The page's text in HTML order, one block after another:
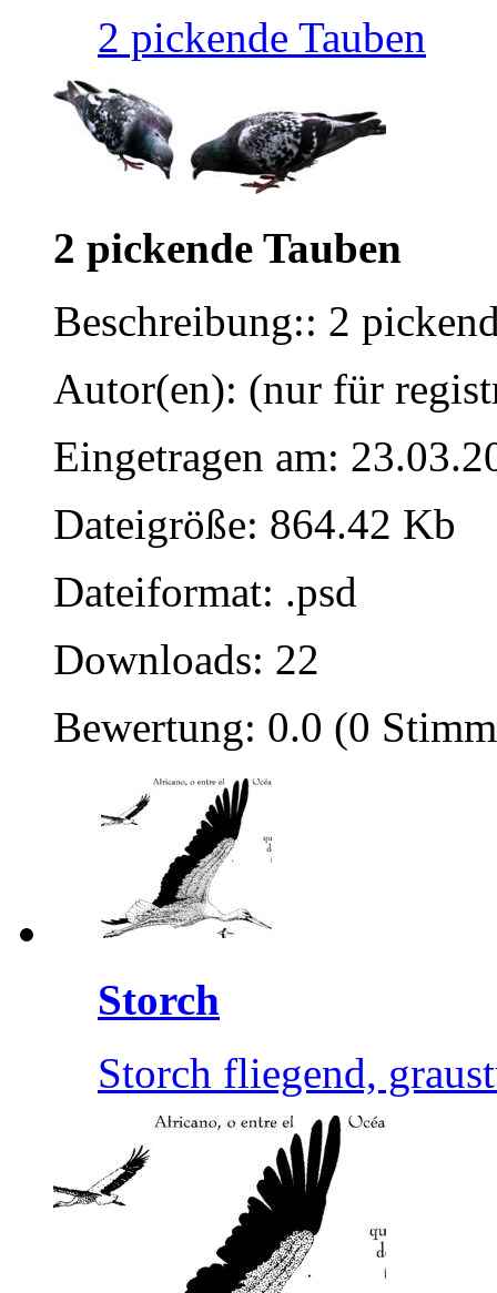
2 pickende Tauben
2 pickende Tauben
Beschreibung:: 2
Autor(en): (nur für
Eingetragen am:
Dateigröße: 864.42 Kb
Dateiformat: .psd
Downloads: 22
Bewertung: 0.0 (0
Storch
Storch fliegend,